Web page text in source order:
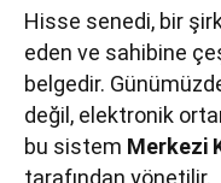
Hisse senedi, bir
eden ve sahibine
belgedir.
değil, elektronik
bu sistem Merkezi
tarafından yönetilir.